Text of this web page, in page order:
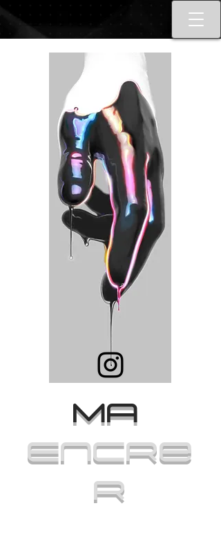
Best tattoo artists in Toronto. Best
Toronto tattoo studio shop.
Tattoo ideas designs flash style.
Tattoo school Toronto. Best
piercings Toronto, Piercing
studio piercing shop Toronto.
Body piercing, body modification
toronto. Nail art, manicures, nail
boutique toronto. Best Nail
boutique nail salon. Custom nail
art full set gel extensions acrylic
extensions. Russian e-file
MA
Encre
r